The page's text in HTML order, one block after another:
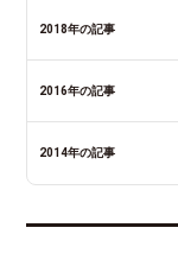
2018年の記事
2016年の記事
2014年の記事